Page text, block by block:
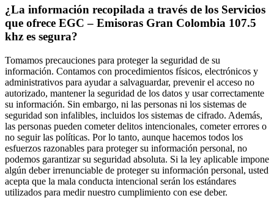
¿La información recopilada a través de los Servicios
que ofrece EGC – Emisoras Gran Colombia 107.5
khz es segura?
Tomamos precauciones para proteger la seguridad de su
información. Contamos con procedimientos físicos, electrónicos y
administrativos para ayudar a salvaguardar, prevenir el acceso no
autorizado, mantener la seguridad de los datos y usar correctamente
su información. Sin embargo, ni las personas ni los sistemas de
seguridad son infalibles, incluidos los sistemas de cifrado. Además,
las personas pueden cometer delitos intencionales, cometer errores o
no seguir las políticas. Por lo tanto, aunque hacemos todos los
esfuerzos razonables para proteger su información personal, no
podemos garantizar su seguridad absoluta. Si la ley aplicable impone
algún deber irrenunciable de proteger su información personal, usted
acepta que la mala conducta intencional serán los estándares
utilizados para medir nuestro cumplimiento con ese deber.